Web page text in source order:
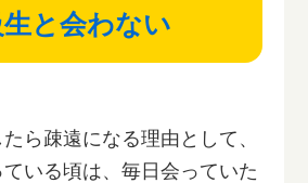
と会わない
ら疎遠になる理由として、
いる頃は、毎日会っていた